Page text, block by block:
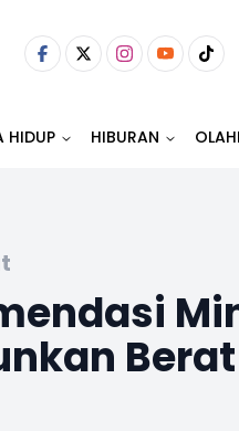
HIDUP HIBURAN